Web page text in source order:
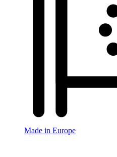
Made in Europe